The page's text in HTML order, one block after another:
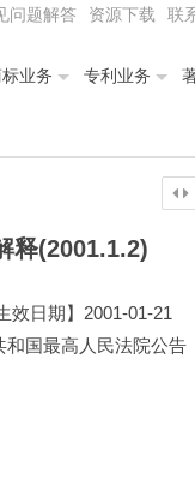
问题解答 资源下载 联
业务 专利业务
释(2001.1.2)
效日期】2001-01-21
和国最高人民法院公告